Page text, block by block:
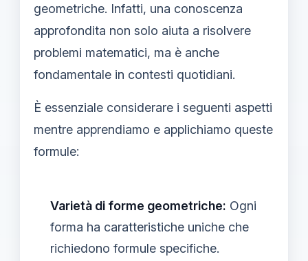
geometriche. Infatti, una conoscenza
approfondita non solo aiuta a risolvere
problemi matematici, ma è anche
fondamentale in contesti quotidiani.
È essenziale considerare i seguenti aspetti
mentre apprendiamo e applichiamo queste
formule:
Varietà di forme geometriche: Ogni
forma ha caratteristiche uniche che
richiedono formule specifiche.